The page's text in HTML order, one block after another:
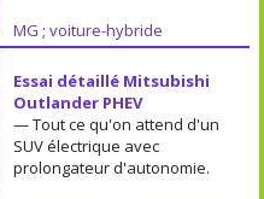
MG ; voiture-hybride
Essai détaillé Mitsubishi
Outlander PHEV
— Tout ce qu'on attend d'un
SUV électrique avec
prolongateur d'autonomie.